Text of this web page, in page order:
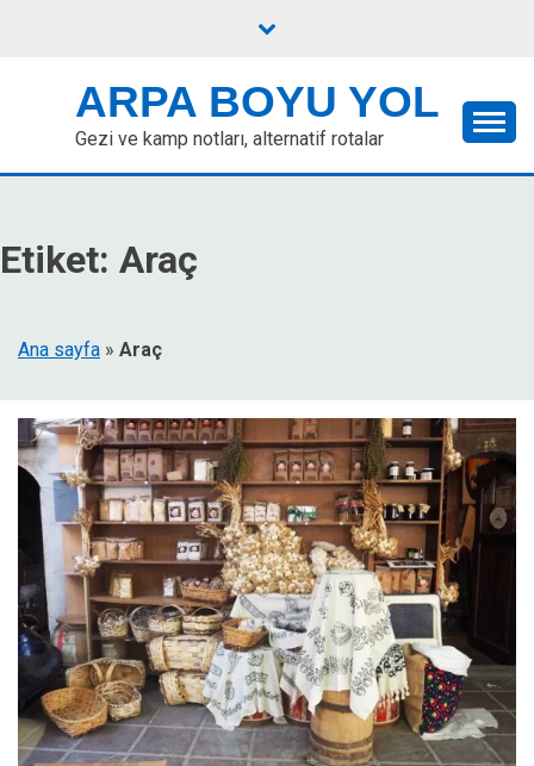
ARPA BOYU YOL
Gezi ve kamp notları, alternatif rotalar
Etiket: Araç
Ana sayfa » Araç